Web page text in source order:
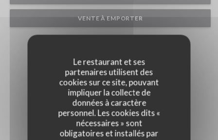
Le restaurant et ses
partenaires utilisent des
cookies sur ce site, pouvant
impliquer la collecte de
données à caractère
personnel. Les cookies dits «
nécessaires » sont
obligatoires et installés par
VENTE À EMPORTER